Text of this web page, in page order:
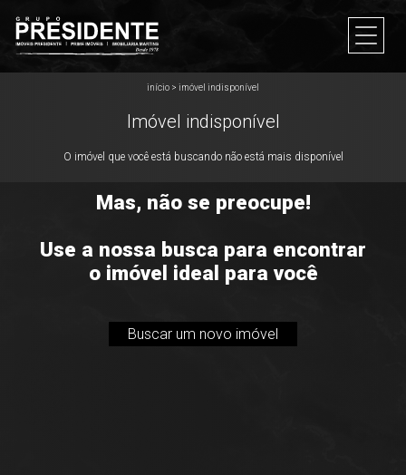
início > imóvel indisponível
Imóvel indisponível
O imóvel que você está buscando não está mais disponível
Mas, não se preocupe!
Use a nossa busca para encontrar
o imóvel ideal para você
Buscar um novo imóvel